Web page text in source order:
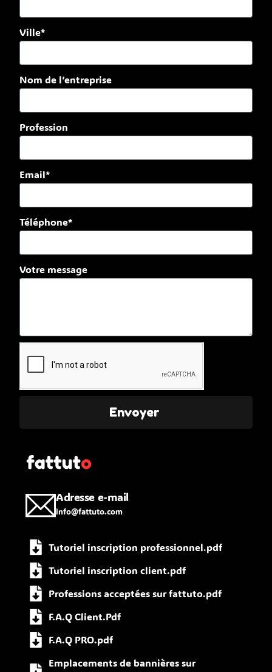
Ville*
Nom de l’entreprise
Profession
Email*
Téléphone*
Votre message
Envoyer
Adresse e-mail
info@fattuto.com
Tutoriel inscription professionnel.pdf
Tutoriel inscription client.pdf
Professions acceptées sur fattuto.pdf
F.A.Q Client.Pdf
F.A.Q PRO.pdf
Emplacements de bannières sur